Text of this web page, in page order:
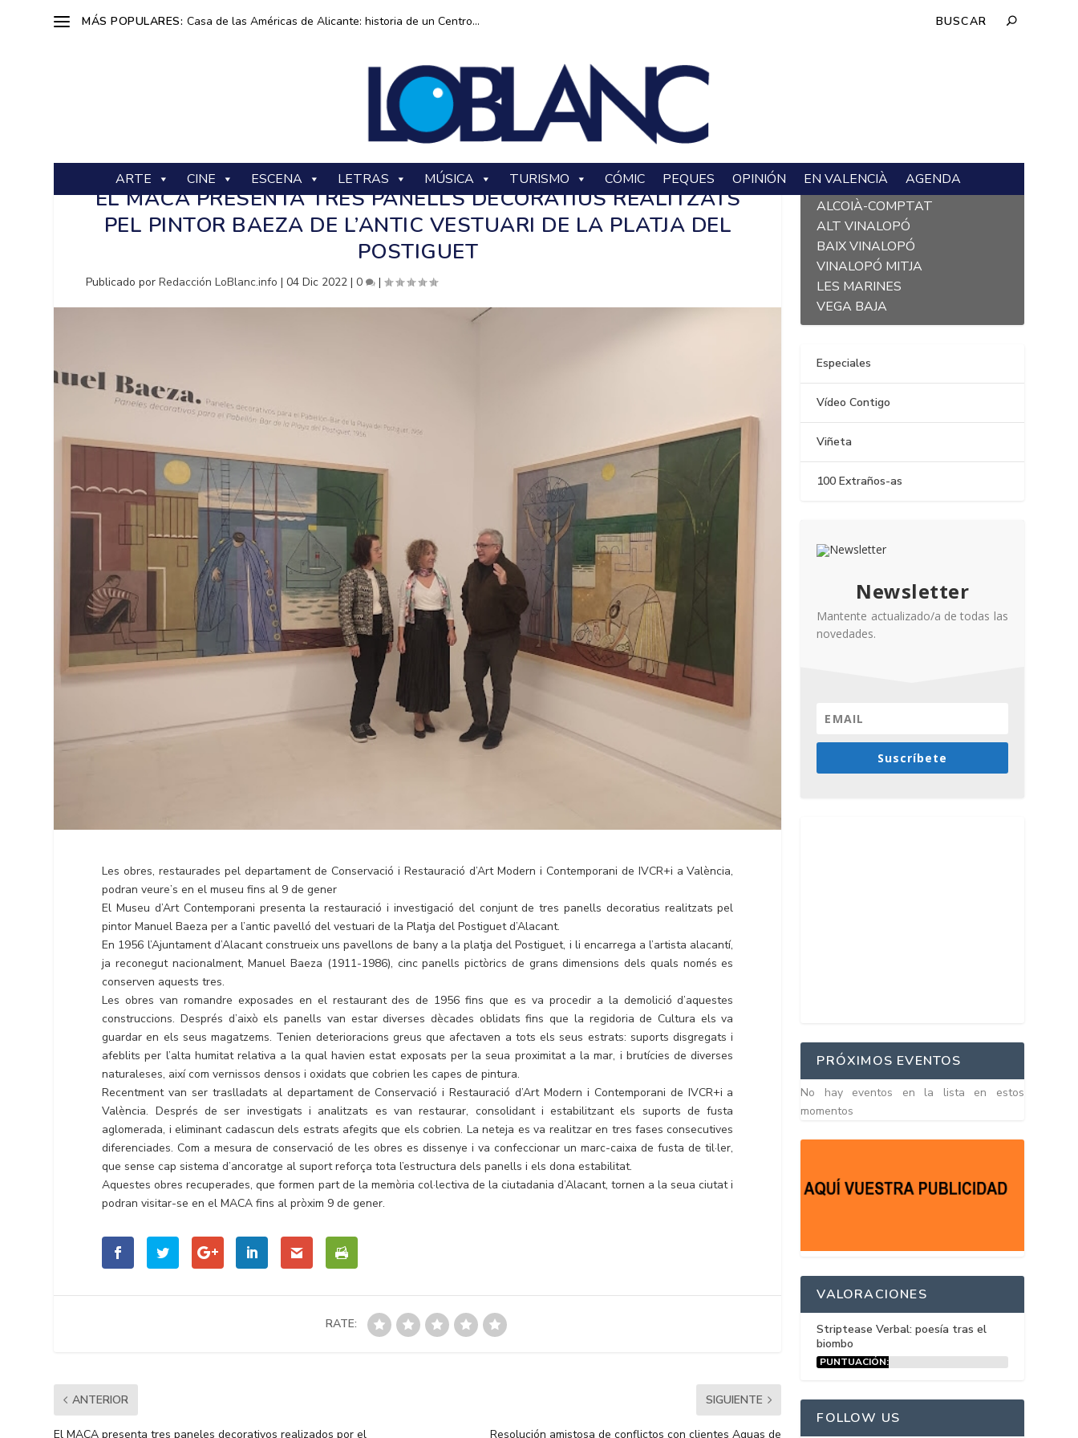
MÁS POPULARES: Casa de las Américas de Alicante: historia de un Centro...
ARTE CINE ESCENA LETRAS MÚSICA TURISMO CÓMIC PEQUES OPINIÓN EN VALENCIÀ AGENDA
EL MACA PRESENTA TRES PANELLS DECORATIUS REALITZATS
PEL PINTOR BAEZA DE L’ANTIC VESTUARI DE LA PLATJA DEL
POSTIGUET
Publicado porRedacción LoBlanc.info |04 Dic 2022 |0 |
Les obres, restaurades pel departament de Conservació i Restauració d’Art Modern i Contemporani de IVCR+i a València,
podran veure’s en el museu fins al 9 de gener
El Museu d’Art Contemporani presenta la restauració i investigació del conjunt de tres panells decoratius realitzats pel
pintor Manuel Baeza per a l’antic pavelló del vestuari de la Platja del Postiguet d’Alacant.
En 1956 l’Ajuntament d’Alacant construeix uns pavellons de bany a la platja del Postiguet, i li encarrega a l’artista alacantí,
ja reconegut nacionalment, Manuel Baeza (1911-1986), cinc panells pictòrics de grans dimensions dels quals només es
conserven aquests tres.
Les obres van romandre exposades en el restaurant des de 1956 fins que es va procedir a la demolició d’aquestes
construccions. Després d’això els panells van estar diverses dècades oblidats fins que la regidoria de Cultura els va
guardar en els seus magatzems. Tenien deterioracions greus que afectaven a tots els seus estrats: suports disgregats i
afeblits per l’alta humitat relativa a la qual havien estat exposats per la seua proximitat a la mar, i brutícies de diverses
naturaleses, així com vernissos densos i oxidats que cobrien les capes de pintura.
Recentment van ser traslladats al departament de Conservació i Restauració d’Art Modern i Contemporani de IVCR+i a
València. Després de ser investigats i analitzats es van restaurar, consolidant i estabilitzant els suports de fusta
aglomerada, i eliminant cadascun dels estrats afegits que els cobrien. La neteja es va realitzar en tres fases consecutives
diferenciades. Com a mesura de conservació de les obres es dissenye i va confeccionar un marc-caixa de fusta de til·ler,
que sense cap sistema d’ancoratge al suport reforça tota l’estructura dels panells i els dona estabilitat.
Aquestes obres recuperades, que formen part de la memòria col·lectiva de la ciutadania d’Alacant, tornen a la seua ciutat i
podran visitar-se en el MACA fins al pròxim 9 de gener.
RATE:
ANTERIOR
El MACA presenta tres paneles decorativos realizados por el
SIGUIENTE
Resolución amistosa de conflictos con clientes Aguas de
L´ALACANTÍ
ALCOIÀ-COMPTAT
ALT VINALOPÓ
BAIX VINALOPÓ
VINALOPÓ MITJA
LES MARINES
VEGA BAJA
Especiales
Vídeo Contigo
Viñeta
100 Extraños-as
Newsletter
Mantente actualizado/a de todas las
novedades.
Suscríbete
PRÓXIMOS EVENTOS
No hay eventos en la lista en estos
momentos
VALORACIONES
Striptease Verbal: poesía tras el
biombo
PUNTUACIÓN:
FOLLOW US